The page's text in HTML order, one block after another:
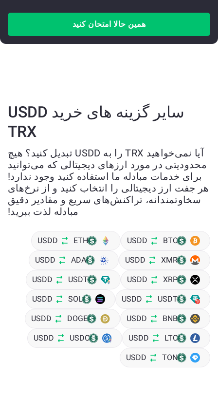
همین حالا امتحان کنید
سایر گزینه های خرید USDD
TRX
آیا نمی‌خواهید TRX را به USDD تبدیل کنید؟ هیچ
محدودیتی در مورد ارزهای دیجیتالی که می‌توانید
برای خدمات مبادله ما استفاده کنید وجود ندارد!
هر جفت ارز دیجیتالی را انتخاب کنید و از نرخ‌های
سخاوتمندانه، تراکنش‌های سریع و مقادیر دقیق
مبادله لذت ببرید!
BTC
USDD
ETH
USDD
XMR
USDD
ADA
USDD
XRP
USDD
USDT
USDD
USDT
USDD
SOL
USDD
BNB
USDD
DOGE
USDD
LTC
USDD
USDC
USDD
TON
USDD